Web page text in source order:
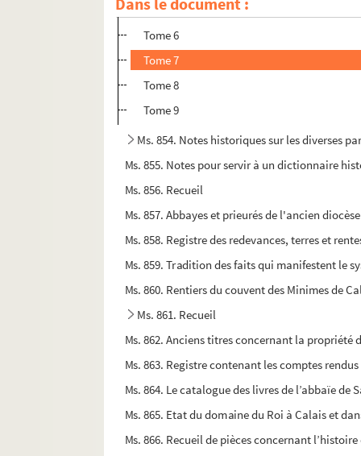
Tome 5
Tome 6
Tome 7
Tome 8
Tome 9
Ms. 854. Notes historiques sur les diverses
Ms. 855. Notes pour servir à un dictionnaire
Ms. 856. Recueil
Ms. 857. Abbayes et prieurés de l'ancien
Ms. 858. Registre des redevances, terres et
Ms. 859. Tradition des faits qui manifestent le
Ms. 860. Rentiers du couvent des Minimes de
Ms. 861. Recueil
Ms. 862. Anciens titres concernant la propriété
Ms. 863. Registre contenant les comptes
Ms. 864. Le catalogue des livres de l’abbaïe de
Ms. 865. Etat du domaine du Roi à Calais et
Ms. 866. Recueil de pièces concernant l’histoire